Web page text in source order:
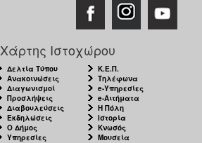
Χάρτης Ιστοχώρου
Δελτία Τύπου
Ανακοινώσεις
Διαγωνισμοί
Προσλήψεις
Διαβουλεύσεις
Εκδηλώσεις
Ο Δήμος
Υπηρεσίες
Κ.Ε.Π.
Τηλέφωνα
e-Υπηρεσίες
e-Αιτήματα
Η Πόλη
Ιστορία
Κνωσός
Μουσεία